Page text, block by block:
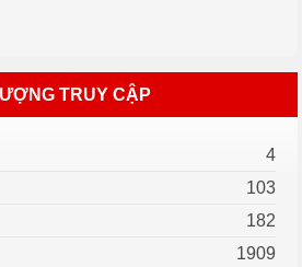
TRUY CẬP
4
103
182
1909